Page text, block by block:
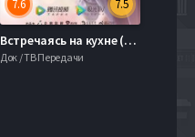
7.5
7.6
Встречаясь на кухне (2020)
Док / ТВ Передачи